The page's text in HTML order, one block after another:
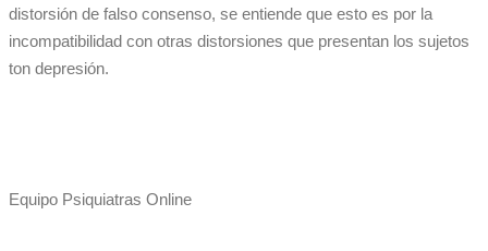
distorsión de falso consenso, se entiende que esto es por la
incompatibilidad con otras distorsiones que presentan los sujetos
ton depresión.
Equipo Psiquiatras Online